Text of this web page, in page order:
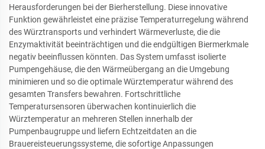
Herausforderungen bei der Bierherstellung. Diese innovative
Funktion gewährleistet eine präzise Temperaturregelung während
des Würztransports und verhindert Wärmeverluste, die die
Enzymaktivität beeinträchtigen und die endgültigen Biermerkmale
negativ beeinflussen könnten. Das System umfasst isolierte
Pumpengehäuse, die den Wärmeübergang an die Umgebung
minimieren und so die optimale Würztemperatur während des
gesamten Transfers bewahren. Fortschrittliche
Temperatursensoren überwachen kontinuierlich die
Würztemperatur an mehreren Stellen innerhalb der
Pumpenbaugruppe und liefern Echtzeitdaten an die
Brauereisteuerungssysteme, die sofortige Anpassungen